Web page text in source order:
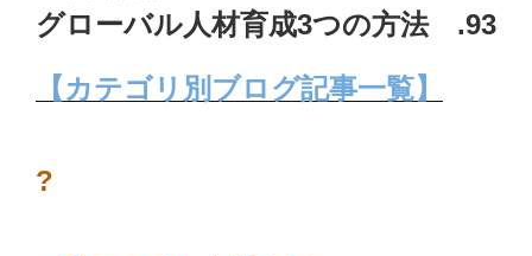
稿
日:
グローバル人材育成3つの方法 .93
【カテゴリ別ブログ記事一覧】
?